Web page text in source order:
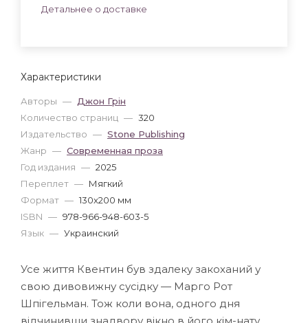
Характеристики
Авторы — Джон Грін
Количество страниц — 320
Издательство — Stone Publishing
Жанр — Современная проза
Год издания — 2025
Переплет — Мягкий
Формат — 130x200 мм
ISBN — 978-966-948-603-5
Язык — Украинский
Детальнее о доставке
Усе життя Квентин був здалеку закоханий у
свою дивовижну сусідку — Марго Рот
Шпігельман. Тож коли вона, одного дня